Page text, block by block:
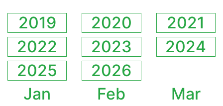
2019 2020
2021
2022
2023
2024
2025
2026
Jan
Feb
Mar